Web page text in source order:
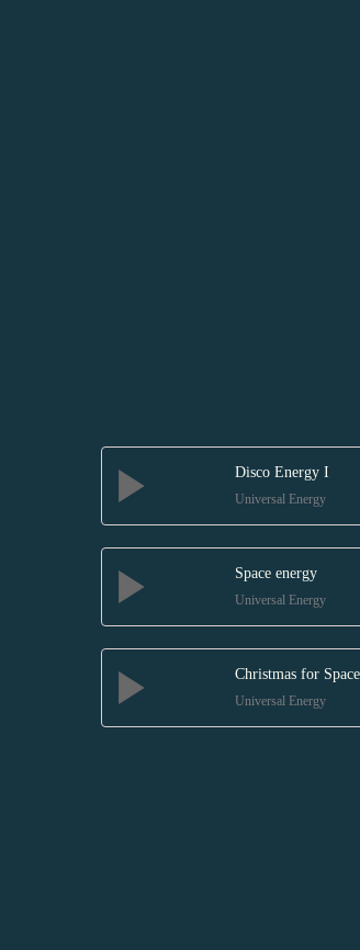
Disco Energy I
Universal Energy
Space energy
Universal Energy
Christmas for Space
Universal Energy